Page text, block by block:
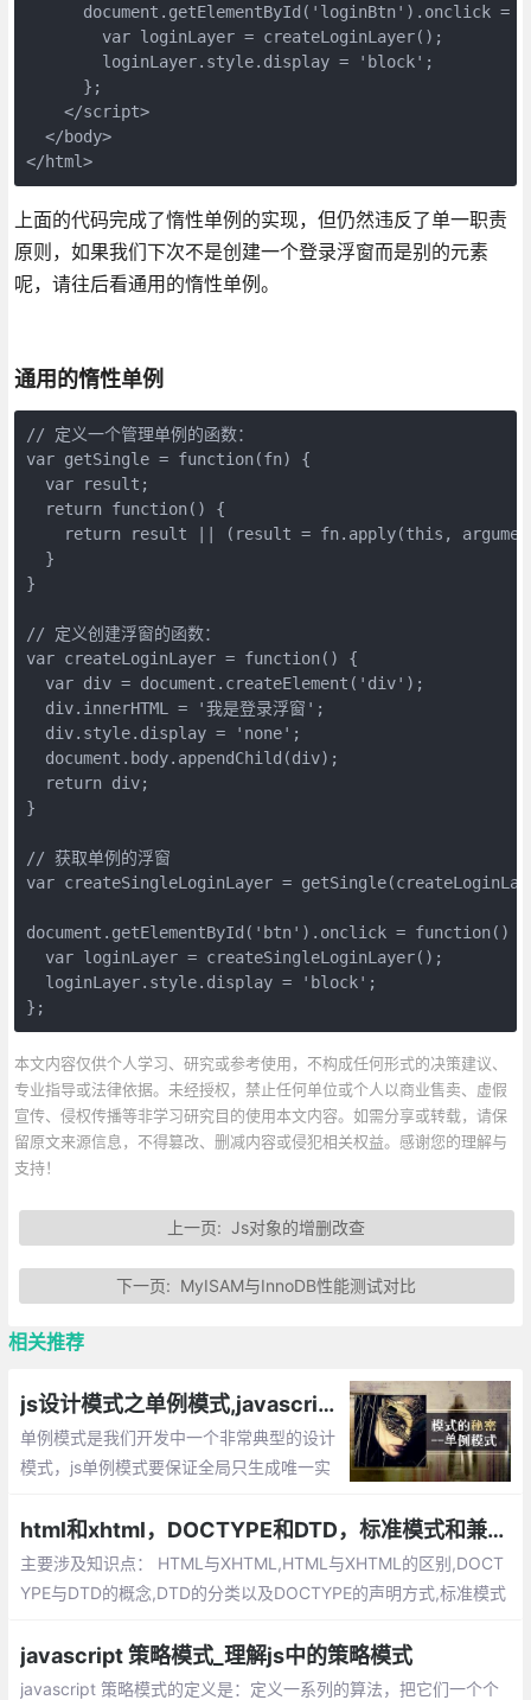
document.getElementById('loginBtn').onclick =
        var loginLayer = createLoginLayer();
        loginLayer.style.display = 'block';
      };
    </script>
  </body>
</html>
上面的代码完成了惰性单例的实现，但仍然违反了单一职责
原则，如果我们下次不是创建一个登录浮窗而是别的元素
呢，请往后看通用的惰性单例。
通用的惰性单例
// 定义一个管理单例的函数：
var getSingle = function(fn) {
  var result;
  return function() {
return result || (result = fn.apply(this,
  }
}
// 定义创建浮窗的函数：
var createLoginLayer = function() {
  var div = document.createElement('div');
  div.innerHTML = '我是登录浮窗';
  div.style.display = 'none';
  document.body.appendChild(div);
  return div;
}
// 获取单例的浮窗
var createSingleLoginLayer =
document.getElementById('btn').onclick = function() {
  var loginLayer = createSingleLoginLayer();
  loginLayer.style.display = 'block';
};
本文内容仅供个人学习、研究或参考使用，不构成任何形式的决策建议、
专业指导或法律依据。未经授权，禁止任何单位或个人以商业售卖、虚假
宣传、侵权传播等非学习研究目的使用本文内容。如需分享或转载，请保
留原文来源信息，不得篡改、删减内容或侵犯相关权益。感谢您的理解与
支持！
上一页:Js对象的增删改查
下一页: MyISAM与InnoDB性能测试对比
相关推荐
js设计模式之单例模式,javascript如何将一个对象设计成单例
单例模式是我们开发中一个非常典型的设计
模式，js单例模式要保证全局只生成唯一实
不同于静态类，我们可以延迟单例对象的初
始化，通常这种情况发生在我们需要等待加
载创建单例的依赖。
html和xhtml，DOCTYPE和DTD，标准模式和兼容模式
主要涉及知识点： HTML与XHTML,HTML与XHTML的区别,DOCT
YPE与DTD的概念,DTD的分类以及DOCTYPE的声明方式,标准模式
andard Mode）和兼容模式（Quircks Mode）的区别
javascript 策略模式_理解js中的策略模式
javascript 策略模式的定义是：定义一系列的算法，把它们一个个